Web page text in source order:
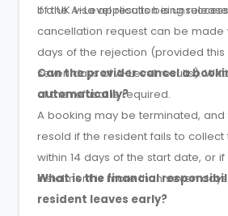
of the A-Level results being
If a UK visa application is
cancellation request can be made
days of the rejection (provided this
seven days of A-Level results).
of the refusal is required.
Can the provider cancel a
automatically?
A booking may be terminated,
resold if the resident fails to collect
within 14 days of the start date, or
instalment is more than seven
What is the financial
resident leaves early?